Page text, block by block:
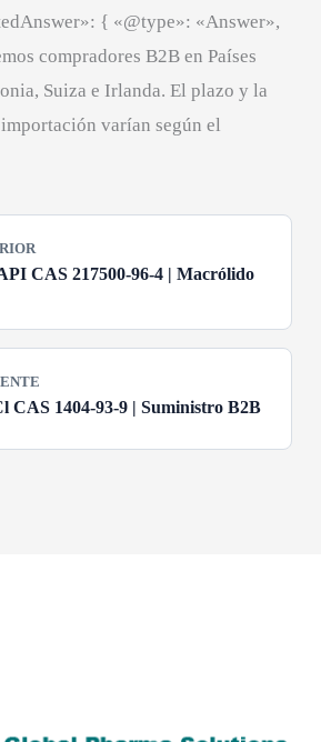
{ «@type»: «Answer»,
compradores B2B en Países
Suiza e Irlanda. El plazo y la
varían según el
CAS 217500-96-4 | Macrólido
CAS 1404-93-9 | Suministro B2B